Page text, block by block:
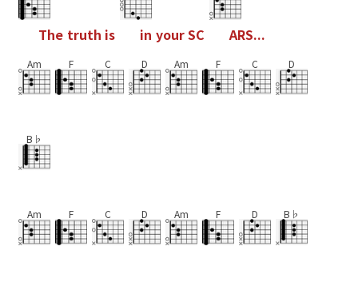
The truth is in yourSC ARS...
Am F C D Am F C D
B♭
Am F C D Am F D B♭